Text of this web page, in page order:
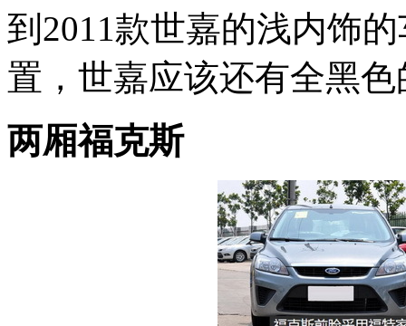
到2011款世嘉的浅内饰
置，世嘉应该还有全黑
两厢福克斯